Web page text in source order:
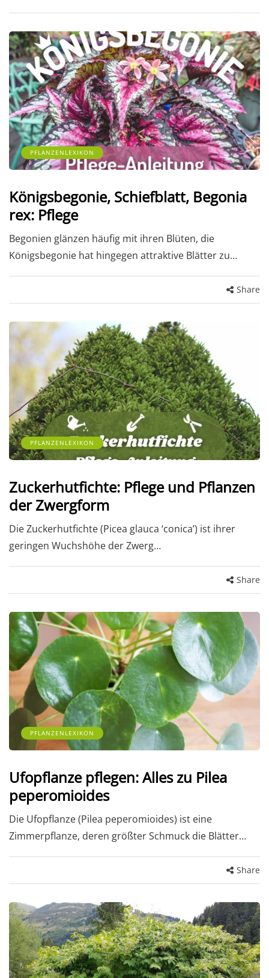
PFLANZENLEXIKON
Königsbegonie, Schiefblatt, Begonia
rex: Pflege
Begonien glänzen häufig mit ihren Blüten, die
Königsbegonie hat hingegen attraktive Blätter zu…
Share
PFLANZENLEXIKON
Zuckerhutfichte: Pflege und Pflanzen
der Zwergform
Die Zuckerhutfichte (Picea glauca ‘conica’) ist ihrer
geringen Wuchshöhe der Zwerg…
Share
PFLANZENLEXIKON
Ufopflanze pflegen: Alles zu Pilea
peperomioides
Die Ufopflanze (Pilea peperomioides) ist eine
Zimmerpflanze, deren größter Schmuck die Blätter…
Share